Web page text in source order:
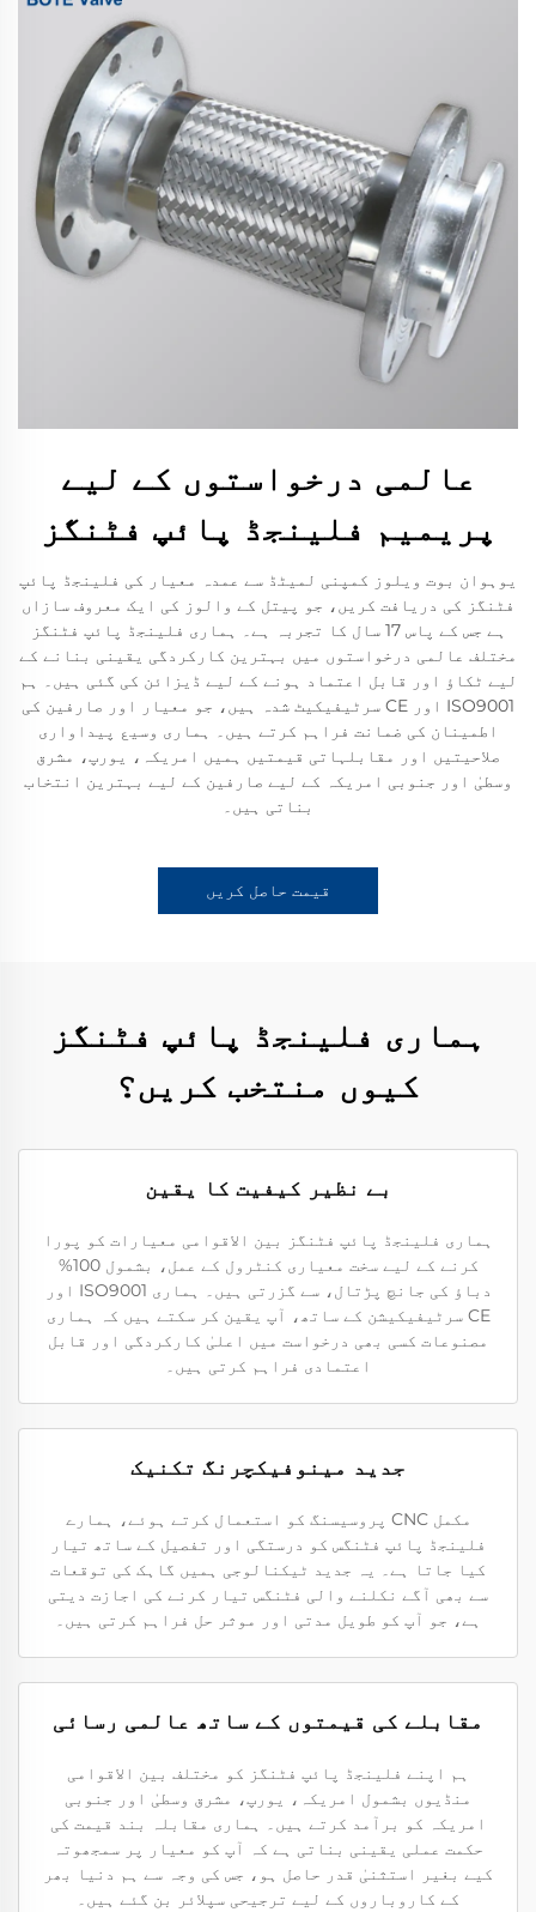
عالمی درخواستوں کے لیے
پریمیم فلینجڈ پائپ فٹنگز
یوہوان بوت ویلوز کمپنی لمیٹڈ سے عمدہ معیار کی فلینجڈ پائپ
فٹنگز کی دریافت کریں، جو پیتل کے والوز کی ایک معروف سازاں
ہے جس کے پاس 17 سال کا تجربہ ہے۔ ہماری فلینجڈ پائپ فٹنگز
مختلف عالمی درخواستوں میں بہترین کارکردگی یقینی بنانے کے
لیے ٹکاؤ اور قابل اعتماد ہونے کے لیے ڈیزائن کی گئی ہیں۔ ہم
ISO9001 اور CE سرٹیفیکیٹ شدہ ہیں، جو معیار اور صارفین کی
اطمینان کی ضمانت فراہم کرتے ہیں۔ ہماری وسیع پیداواری
صلاحیتیں اور مقابلہاتی قیمتیں ہمیں امریکہ، یورپ، مشرق
وسطیٰ اور جنوبی امریکہ کے لیے صارفین کے لیے بہترین انتخاب
بناتی ہیں۔
قیمت حاصل کریں
ہماری فلینجڈ پائپ فٹنگز
کیوں منتخب کریں؟
بے نظیر کیفیت کا یقین
ہماری فلینجڈ پائپ فٹنگز بین الاقوامی معیارات کو پورا
کرنے کے لیے سخت معیاری کنٹرول کے عمل، بشمول 100%
دباؤ کی جانچ پڑتال، سے گزرتی ہیں۔ ہماری ISO9001 اور
CE سرٹیفیکیشن کے ساتھ، آپ یقین کر سکتے ہیں کہ ہماری
مصنوعات کسی بھی درخواست میں اعلیٰ کارکردگی اور قابل
اعتمادی فراہم کرتی ہیں۔
جدید مینوفیکچرنگ تکنیک
مکمل CNC پروسیسنگ کو استعمال کرتے ہوئے، ہمارے
فلینجڈ پائپ فٹنگس کو درستگی اور تفصیل کے ساتھ تیار
کیا جاتا ہے۔ یہ جدید ٹیکنالوجی ہمیں گاہک کی توقعات
سے بھی آگے نکلنے والی فٹنگس تیار کرنے کی اجازت دیتی
ہے، جو آپ کو طویل مدتی اور موثر حل فراہم کرتی ہیں۔
مقابلے کی قیمتوں کے ساتھ عالمی رسائی
ہم اپنے فلینجڈ پائپ فٹنگز کو مختلف بین الاقوامی
منڈیوں بشمول امریکہ، یورپ، مشرق وسطیٰ اور جنوبی
امریکہ کو برآمد کرتے ہیں۔ ہماری مقابلہ بند قیمت کی
حکمت عملی یقینی بناتی ہے کہ آپ کو معیار پر سمجھوتہ
کیے بغیر استثنیٰ قدر حاصل ہو، جس کی وجہ سے ہم دنیا بھر
کے کاروباروں کے لیے ترجیحی سپلائر بن گئے ہیں۔